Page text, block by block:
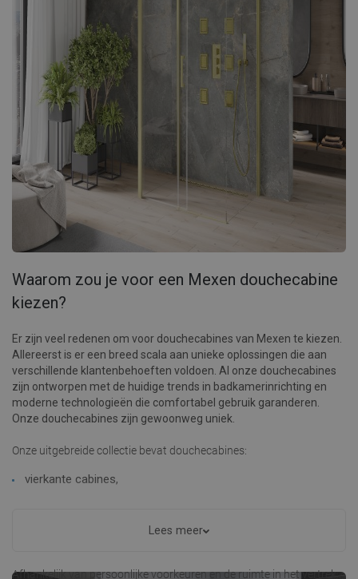
Waarom zou je voor een Mexen douchecabine
kiezen?
Er zijn veel redenen om voor douchecabines van Mexen te kiezen.
Allereerst is er een breed scala aan unieke oplossingen die aan
verschillende klantenbehoeften voldoen. Al onze douchecabines
zijn ontworpen met de huidige trends in badkamerinrichting en
moderne technologieën die comfortabel gebruik garanderen.
Onze douchecabines zijn gewoonweg uniek.
Onze uitgebreide collectie bevat douchecabines:
vierkante cabines,
Afhankelijk van persoonlijke voorkeuren en de ruimte in het vertrek
Lees meer